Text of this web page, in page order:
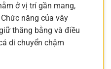
ở vị trí gần mang,
năng của vây
thăng bằng và điều
di chuyển chậm